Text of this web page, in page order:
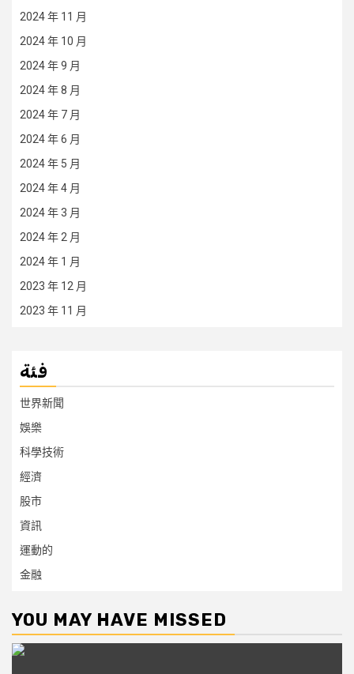
2024 年 11 月
2024 年 10 月
2024 年 9 月
2024 年 8 月
2024 年 7 月
2024 年 6 月
2024 年 5 月
2024 年 4 月
2024 年 3 月
2024 年 2 月
2024 年 1 月
2023 年 12 月
2023 年 11 月
فئة
世界新聞
娛樂
科學技術
經濟
股市
資訊
運動的
金融
YOU MAY HAVE MISSED